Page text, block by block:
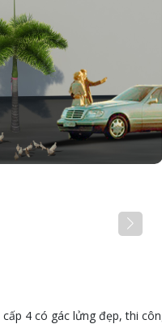
4 có gác lửng đẹp, thi